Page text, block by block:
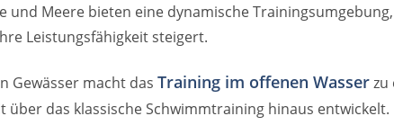
und Meere bieten eine dynamische
Leistungsfähigkeit steigert.
Gewässer macht das Training im offenen Wasserzu
über das klassische Schwimmtraining hinaus entwickelt.